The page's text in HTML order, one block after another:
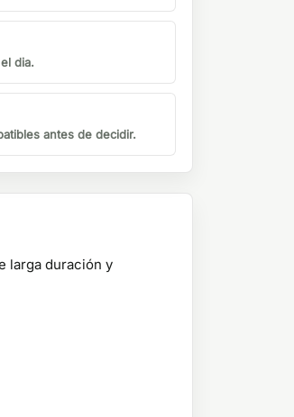
dia.
antes de decidir.
larga duración y